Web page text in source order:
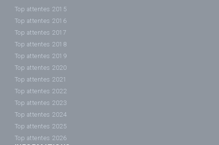
Top attentes 2015
Top attentes 2016
Top attentes 2017
Top attentes 2018
Top attentes 2019
Top attentes 2020
Top attentes 2021
Top attentes 2022
Top attentes 2023
Top attentes 2024
Top attentes 2025
Top attentes 2026